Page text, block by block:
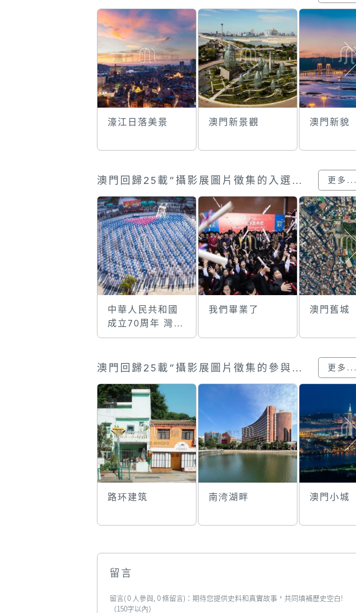
濠江日落美景 澳門新景觀 澳門新貌
澳門回歸25載”攝影展圖片徵集的入選作品 更多...
中華人民共和國
成立70周年 灣區
共融一家親綜藝
我們畢業了 澳門舊城
澳門回歸25載”攝影展圖片徵集的參與作品 更多...
路环建筑 南湾湖畔 澳門小城
留言
留言( 0 人參與, 0 條留言)：期待您提供史料和真實故事，共同填補歷史空白!
（150字以內）